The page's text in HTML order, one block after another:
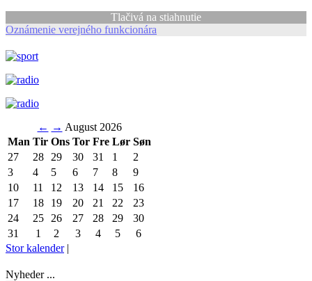
Tlačivá na stiahnutie
Oznámenie verejného funkcionára
← → August 2026
Man Tir Ons Tor Fre Lør Søn
27
28 29 30 31 1
2
3
4 5 6 7 8
9
10
11 12 13 14 15
16
17
18 19 20 21 22
23
24
25 26 27 28 29
30
31
1 2 3 4 5
6
Stor kalender|
Nyheder ...